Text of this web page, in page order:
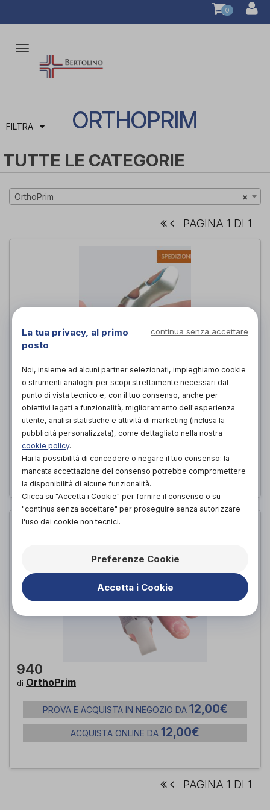
0
Attiva/disattiva
navigazione
FILTRA ORTHOPRIM
TUTTE LE CATEGORIE
×
OrthoPrim
PAGINA 1 DI 1
FERULA DIGITALE A RAGNO
MODIFICABILE
diOrthoPrim
PROVA E ACQUISTA IN NEGOZIO DA
ACQUISTA ONLINE DA12,00€
940
di OrthoPrim
PROVA E ACQUISTA IN NEGOZIO DA 12,00€
ACQUISTA ONLINE DA 12,00€
PAGINA 1 DI 1
La tua privacy, al primo
posto
continua senza accettare
Noi, insieme ad alcuni partner selezionati, impieghiamo cookie
o strumenti analoghi per scopi strettamente necessari dal
punto di vista tecnico e, con il tuo consenso, anche per
obiettivi legati a funzionalità, miglioramento dell'esperienza
utente, analisi statistiche e attività di marketing (inclusa la
pubblicità personalizzata), come dettagliato nella nostra
cookie policy.
Hai la possibilità di concedere o negare il tuo consenso: la
mancata accettazione del consenso potrebbe compromettere
la disponibilità di alcune funzionalità.
Clicca su "Accetta i Cookie" per fornire il consenso o su
"continua senza accettare" per proseguire senza autorizzare
l'uso dei cookie non tecnici.
Preferenze Cookie
Accetta i Cookie